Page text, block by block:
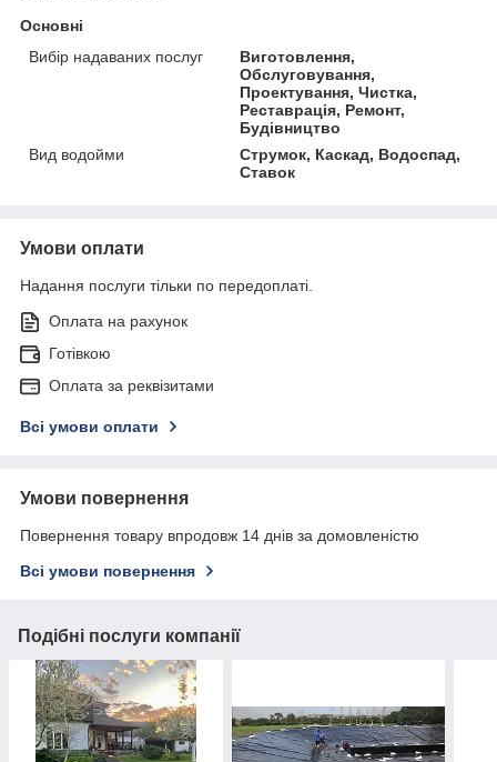
Основні
Вибір надаваних послуг
Виготовлення,
Обслуговування,
Проектування, Чистка,
Реставрація, Ремонт,
Будівництво
Вид водойми
Струмок, Каскад, Водоспад,
Ставок
Умови оплати
Надання послуги тільки по передоплаті.
Оплата на рахунок
Готівкою
Оплата за реквізитами
Всі умови оплати
Умови повернення
Повернення товару впродовж 14 днів за домовленістю
Всі умови повернення
Подібні послуги компанії